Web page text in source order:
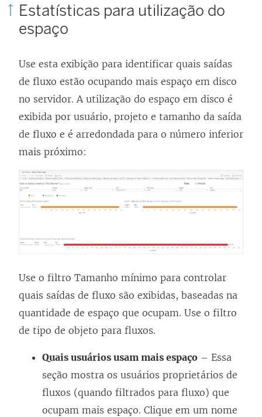
Estatísticas para utilização do
espaço
Use esta exibição para identificar quais saídas
de fluxo estão ocupando mais espaço em disco
no servidor. A utilização do espaço em disco é
exibida por usuário, projeto e tamanho da saída
de fluxo e é arredondada para o número inferior
mais próximo:
Use o filtro Tamanho mínimo para controlar
quais saídas de fluxo são exibidas, baseadas na
quantidade de espaço que ocupam. Use o filtro
de tipo de objeto para fluxos.
Quais usuários usam mais espaço – Essa
seção mostra os usuários proprietários de
fluxos (quando filtrados para fluxo) que
ocupam mais espaço. Clique em um nome